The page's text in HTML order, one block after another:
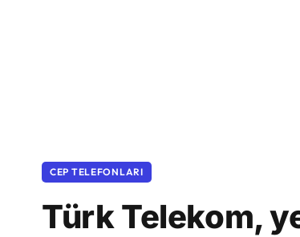
CEP TELEFONLARI
Türk Telekom,